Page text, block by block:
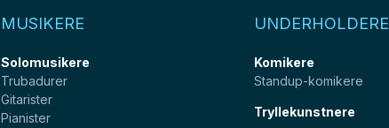
MUSIKERE
Solomusikere
Trubadurer
Gitarister
Pianister
UNDERHOLDERE
Komikere
Standup-komikere
Tryllekunstnere